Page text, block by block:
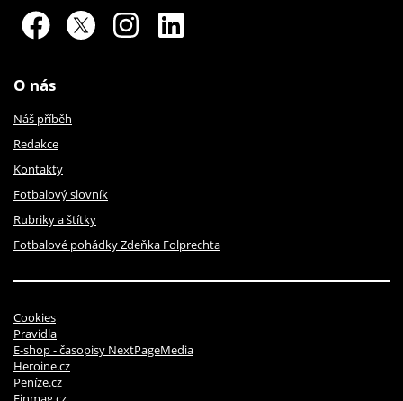
O nás
Náš příběh
Redakce
Kontakty
Fotbalový slovník
Rubriky a štítky
Fotbalové pohádky Zdeňka Folprechta
Cookies
Pravidla
E-shop - časopisy NextPageMedia
Heroine.cz
Peníze.cz